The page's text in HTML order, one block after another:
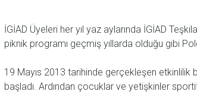
İGİAD Üyeleri her yıl yaz aylarında İGİAD
piknik programı geçmiş yıllarda olduğu gibi
19 Mayıs 2013 tarihinde gerçekleşen etkinlilik
başladı. Ardından çocuklar ve yetişkinler